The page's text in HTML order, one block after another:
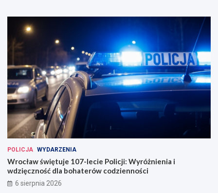
POLICJA WYDARZENIA
Wrocław świętuje 107-lecie Policji: Wyróżnienia i
wdzięczność dla bohaterów codzienności
6 sierpnia 2026